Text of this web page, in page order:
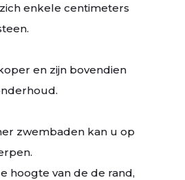
enkele centimeters
en zijn bovendien
zwembaden kan u op
hoogte van de de rand,